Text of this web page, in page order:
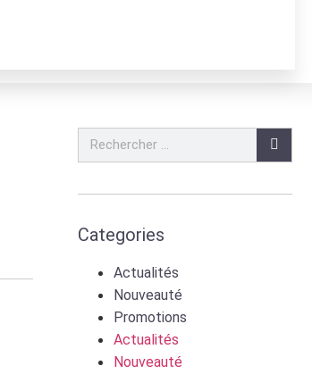
Categories
Actualités
Nouveauté
Promotions
Actualités
Nouveauté